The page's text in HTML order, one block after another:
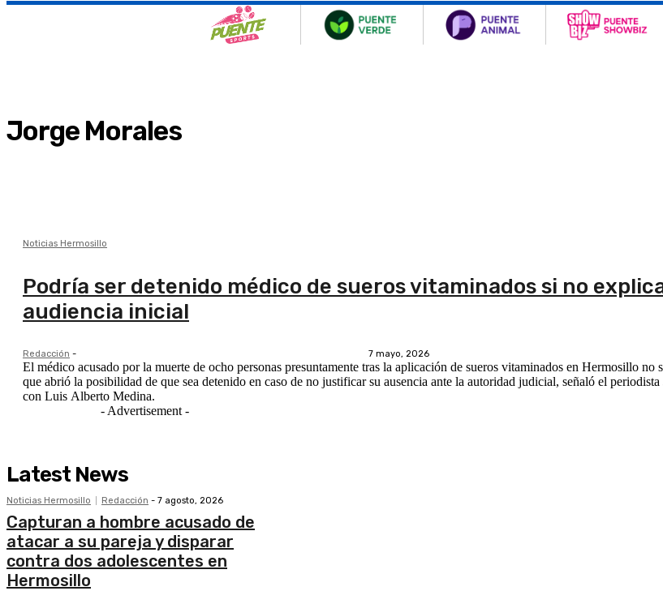
Jorge Morales
Noticias Hermosillo
Podría ser detenido médico de sueros vitaminados si no
audiencia inicial
Redacción - 7 mayo, 2026
El médico acusado por la muerte de ocho personas presuntamente tras la aplicación de sueros vitaminados en Hermosillo no
que abrió la posibilidad de que sea detenido en caso de no justificar su ausencia ante la autoridad judicial, señaló el
con Luis Alberto Medina.
- Advertisement -
Latest News
Noticias Hermosillo Redacción - 7 agosto, 2026
Capturan a hombre acusado de
atacar a su pareja y disparar
contra dos adolescentes en
Hermosillo